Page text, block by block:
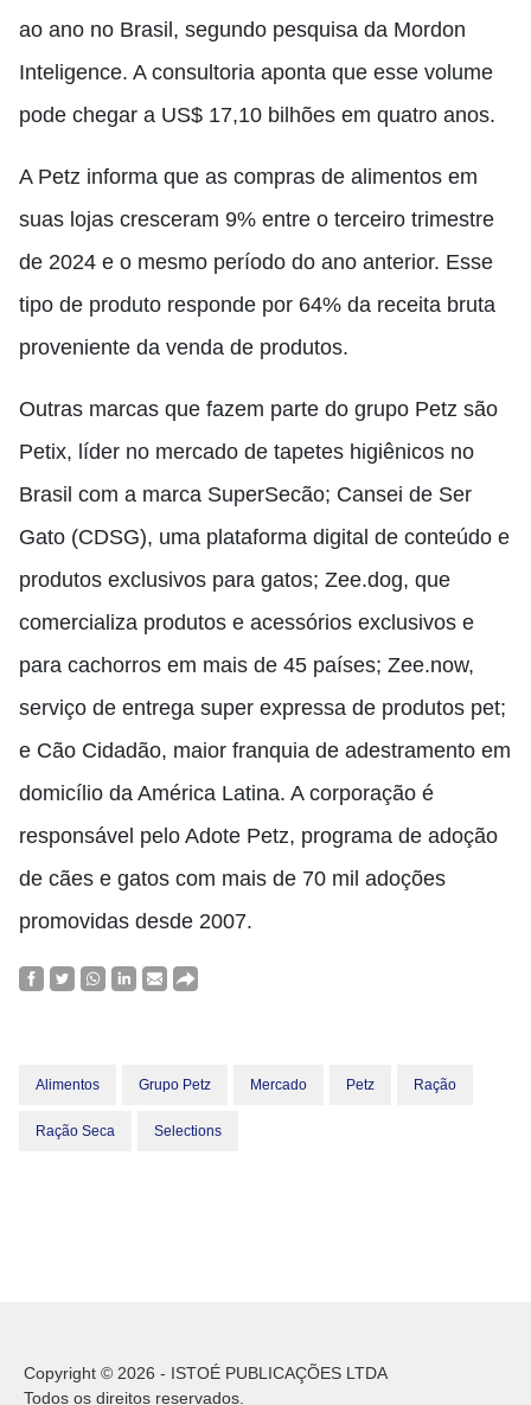
ao ano no Brasil, segundo pesquisa da Mordon
Inteligence. A consultoria aponta que esse volume
pode chegar a US$ 17,10 bilhões em quatro anos.
A Petz informa que as compras de alimentos em
suas lojas cresceram 9% entre o terceiro trimestre
de 2024 e o mesmo período do ano anterior. Esse
tipo de produto responde por 64% da receita bruta
proveniente da venda de produtos.
Outras marcas que fazem parte do grupo Petz são
Petix, líder no mercado de tapetes higiênicos no
Brasil com a marca SuperSecão; Cansei de Ser
Gato (CDSG), uma plataforma digital de conteúdo e
produtos exclusivos para gatos; Zee.dog, que
comercializa produtos e acessórios exclusivos e
para cachorros em mais de 45 países; Zee.now,
serviço de entrega super expressa de produtos pet;
e Cão Cidadão, maior franquia de adestramento em
domicílio da América Latina. A corporação é
responsável pelo Adote Petz, programa de adoção
de cães e gatos com mais de 70 mil adoções
promovidas desde 2007.
Alimentos Grupo Petz Mercado Petz Ração
Ração Seca Selections
Copyright © 2026 - ISTOÉ PUBLICAÇÕES LTDA
Todos os direitos reservados.